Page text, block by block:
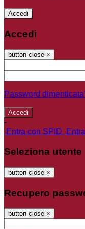
Accedi
Accedi
button close ×
Password
-
Entra con SPID
Seleziona utente
button close ×
Recupero
button close ×